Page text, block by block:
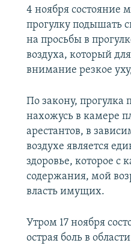
4 ноября состояние
прогулку подышать
на просьбы в
воздуха, который
внимание резкое
По закону, прогулка
нахожусь в камере
арестантов, в
воздухе является
здоровье, которое с
содержания, мой
власть имущих.
Утром 17 ноября
острая боль в